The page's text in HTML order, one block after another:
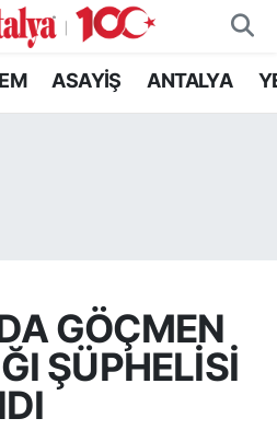
ASAYİŞ ANTALYA
GÖÇMEN
ŞÜPHELİSİ